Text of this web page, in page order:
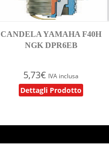
CANDELA YAMAHA F40H
NGK DPR6EB
5,73€ IVA inclusa
Dettagli Prodotto